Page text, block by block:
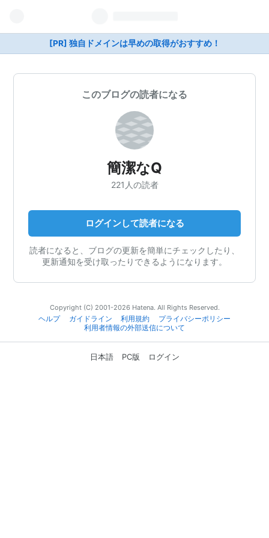
[PR] 独自ドメインは早めの取得がおすすめ！
このブログの読者になる
簡潔なQ
221人の読者
ログインして読者になる
読者になると、ブログの更新を簡単にチェックしたり、
更新通知を受け取ったりできるようになります。
Copyright (C) 2001-2026 Hatena. All Rights Reserved.
ヘルプ
ガイドライン 利用規約
プライバシーポリシー
利用者情報の外部送信について
日本語 PC版 ログイン